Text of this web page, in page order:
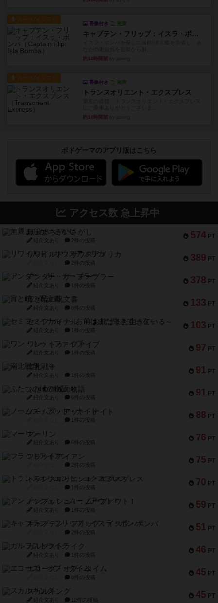
ルール/インスト
画像付き 充実
キャプテン・フリップ：イスラ・ボンバ
約14時間前
ルール/インスト
画像付き 充実
トランスオリエント・エクスプレス
約14時間前
ボドゲーマのアプリ版はこちら
アクセス数 急上昇中
574 PT
無限まちがいさがし
紹介文あり 2件の投稿
389 PT
リワイルド：サウスアメリカ
2件の投稿
378 PT
アンダー・ザ・テーブラー
紹介文あり 1件の投稿
133 PT
宵と暁の呪文書
紹介文あり 8件の投稿
103 PT
セミファイナル ～お前はまだ生きている～
紹介文あり 1件の投稿
97 PT
ワン・トゥ・ファイブ
紹介文あり 1件の投稿
91 PT
南北戦争
紹介文あり 1件の投稿
91 PT
ふたつの城の物語
紹介文あり 6件の投稿
88 PT
ノームズ・アット・ナイト
1件の投稿
76 PT
マーリン
紹介文あり 6件の投稿
75 PT
フラットアイアン
2件の投稿
70 PT
トランスオリエント・エクスプレス
1件の投稿
59 PT
アンブッシュ！：ムーブアウト！
紹介文あり 1件の投稿
51 PT
キャプテン・フリップ：イスラ・ボンバ
2件の投稿
46 PT
ガルフストライク
紹介文あり 1件の投稿
45 PT
エコーズ・オブ・タイム
8件の投稿
45 PT
スカルキング
紹介文あり 12件の投稿